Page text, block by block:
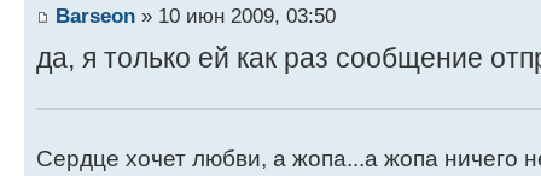
Barseon » 10 июн 2009, 03:50
да, я только ей как раз сообщение
Сердце хочет любви, а жопа...а жопа ничего